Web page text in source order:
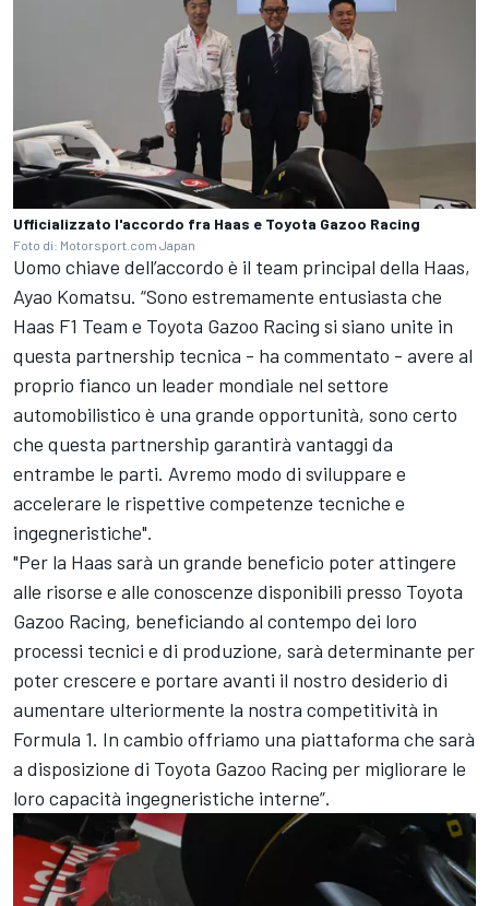
Ufficializzato l'accordo fra Haas e Toyota Gazoo Racing
Foto di: Motorsport.com Japan
Uomo chiave dell’accordo è il team principal della Haas,
Ayao Komatsu. “Sono estremamente entusiasta che
Haas F1 Team e Toyota Gazoo Racing si siano unite in
questa partnership tecnica - ha commentato - avere al
proprio fianco un leader mondiale nel settore
automobilistico è una grande opportunità, sono certo
che questa partnership garantirà vantaggi da
entrambe le parti. Avremo modo di sviluppare e
accelerare le rispettive competenze tecniche e
ingegneristiche".
"Per la Haas sarà un grande beneficio poter attingere
alle risorse e alle conoscenze disponibili presso Toyota
Gazoo Racing, beneficiando al contempo dei loro
processi tecnici e di produzione, sarà determinante per
poter crescere e portare avanti il nostro desiderio di
aumentare ulteriormente la nostra competitività in
Formula 1. In cambio offriamo una piattaforma che sarà
a disposizione di Toyota Gazoo Racing per migliorare le
loro capacità ingegneristiche interne”.